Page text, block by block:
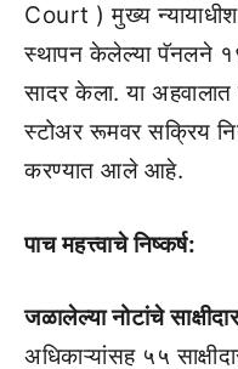
Court ) मुख्य न्यायाधीश
स्थापन केलेल्या पॅनलने
सादर केला. या अहवालात
स्टोअर रूमवर सक्रिय
करण्यात आले आहे.
पाच महत्त्वाचे निष्कर्ष:
जळालेल्या नोटांचे
अधिकाऱ्यांसह ५५